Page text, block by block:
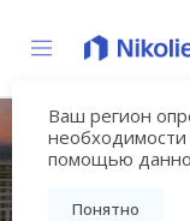
Ваш регион
помощью
Понятно
Вернуться